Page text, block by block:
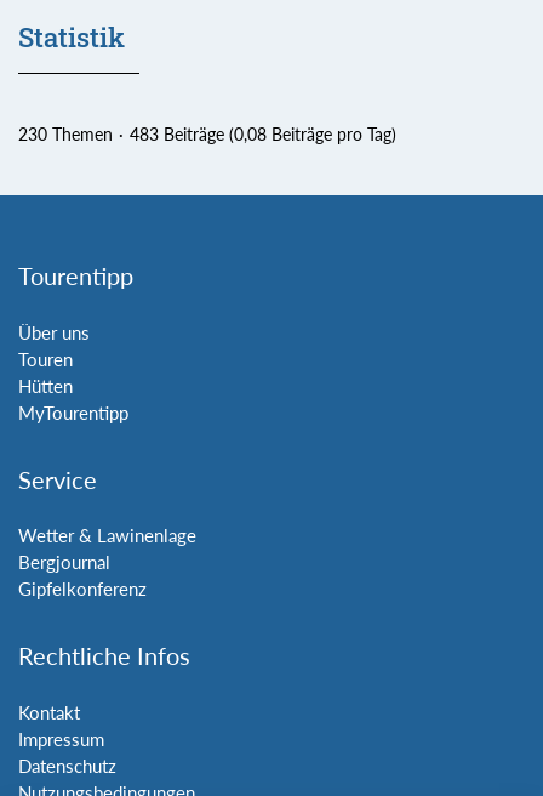
Statistik
230 Themen 483 Beiträge (0,08 Beiträge pro Tag)
Tourentipp
Über uns
Touren
Hütten
MyTourentipp
Service
Wetter & Lawinenlage
Bergjournal
Gipfelkonferenz
Rechtliche Infos
Kontakt
Impressum
Datenschutz